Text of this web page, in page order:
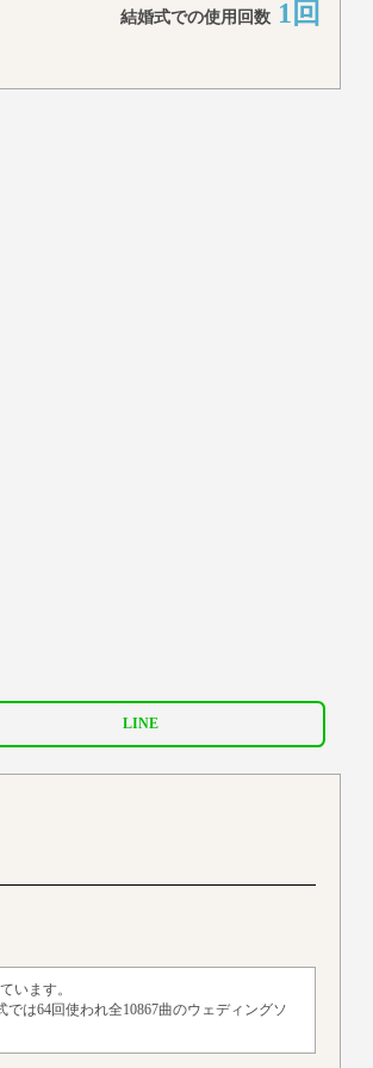
結婚式での使用回数 1回
LINE
います。
は64回使われ全10867曲のウェディングソ